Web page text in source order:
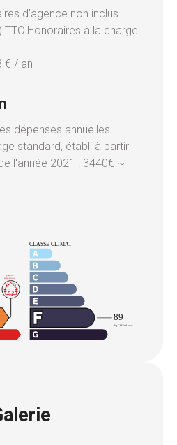
d'agence non inclus
TTC Honoraires à la charge
€ / an
dépenses annuelles
standard, établi à partir
l'année 2021 : 3440€ ~